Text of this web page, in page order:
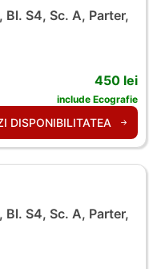
S4, Sc. A, Parter,
450 lei
include Ecografie
DISPONIBILITATEA
S4, Sc. A, Parter,